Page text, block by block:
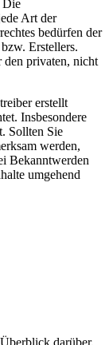
Die
Art der
bedürfen der
Erstellers.
privaten, nicht
erstellt
Insbesondere
Sollten Sie
werden,
Bekanntwerden
umgehend
darüber,